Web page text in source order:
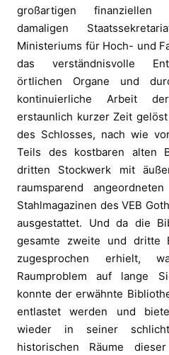
großartigen finanziellen
damaligen
Ministeriums für Hoch- und
das verständnisvolle
örtlichen Organe und
kontinuierliche Arbeit
erstaunlich kurzer Zeit
des Schlosses, nach wie
Teils des kostbaren alten
dritten Stockwerk mit
raumsparend
Stahlmagazinen des VEB
ausgestattet. Und da die
gesamte zweite und dritte
zugesprochen erhielt,
Raumproblem auf lange
konnte der erwähnte
entlastet werden und
wieder in seiner
historischen Räume